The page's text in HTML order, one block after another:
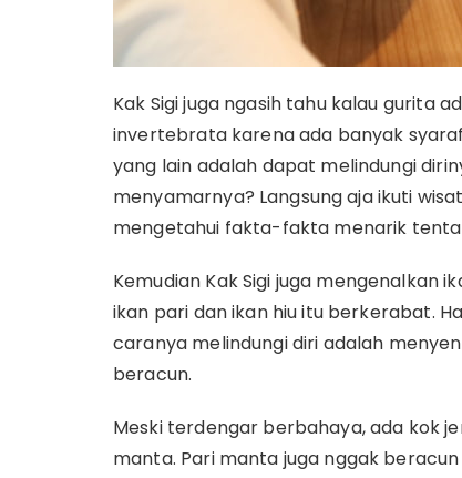
Kak Sigi juga ngasih tahu kalau gurita
invertebrata karena ada banyak
yang lain adalah dapat melindungi
menyamarnya? Langsung aja ikuti
mengetahui fakta-fakta menarik
Kemudian Kak Sigi juga mengenalkan
ikan pari dan ikan hiu itu berkerabat.
caranya melindungi diri adalah
beracun.
Meski terdengar berbahaya, ada kok
manta. Pari manta juga nggak